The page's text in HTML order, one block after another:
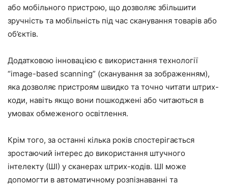
або мобільного пристрою, що дозволяє збільшити
зручність та мобільність під час сканування товарів або
об’єктів.
Додатковою інновацією є використання технології
“image-based scanning” (сканування за зображенням),
яка дозволяє пристроям швидко та точно читати штрих-
коди, навіть якщо вони пошкоджені або читаються в
умовах обмеженого освітлення.
Крім того, за останні кілька років спостерігається
зростаючий інтерес до використання штучного
інтелекту (ШІ) у сканерах штрих-кодів. ШІ може
допомогти в автоматичному розпізнаванні та